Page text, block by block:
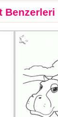
Benzerleri